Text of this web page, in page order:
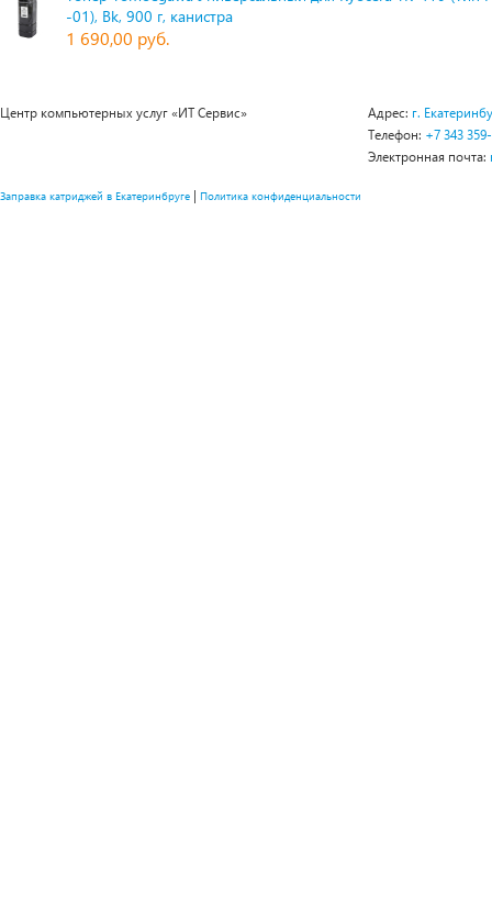
-01), Bk, 900 г, канистра
1 690,00 руб.
Центр компьютерных услуг «ИТ Сервис» Адрес: г.
Телефон: +7 343
Электронная почта:
Заправка катриджей в Екатеринбруге | Политика конфиденциальности